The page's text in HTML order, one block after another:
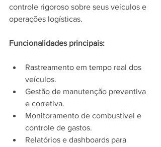
controle rigoroso sobre seus veículos e
operações logísticas.
Funcionalidades principais:
Rastreamento em tempo real dos
veículos.
Gestão de manutenção preventiva
e corretiva.
Monitoramento de combustível e
controle de gastos.
Relatórios e dashboards para